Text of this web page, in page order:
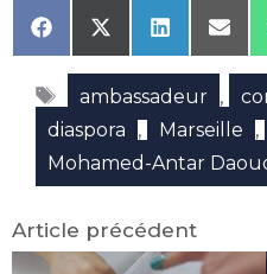
Share
on
Facebook
Share
on
X
(Twitter)
Share
on
LinkedIn
on
Étiquettes
ambassadeur ,
diaspora , Marseille ,
Mohamed-Antar
Article précédent